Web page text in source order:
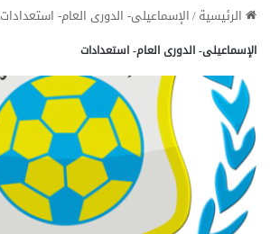
الرئيسية/الإسماعيلى- الدورى العام- استعدادات
الإسماعيلى- الدورى العام- استعدادات